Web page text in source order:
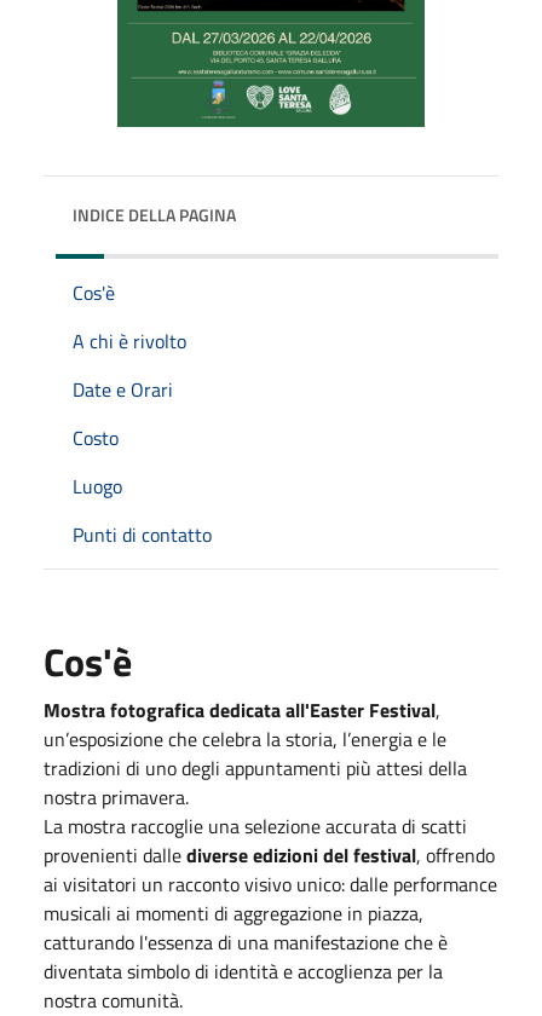
INDICE DELLA PAGINA
Cos'è
A chi è rivolto
Date e Orari
Costo
Luogo
Punti di contatto
Cos'è
Mostra fotografica dedicata all'Easter Festival,
un’esposizione che celebra la storia, l’energia e le
tradizioni di uno degli appuntamenti più attesi della
nostra primavera.
La mostra raccoglie una selezione accurata di scatti
provenienti dallediverse edizioni del festival, offrendo
ai visitatori un racconto visivo unico: dalle performance
musicali ai momenti di aggregazione in piazza,
catturando l'essenza di una manifestazione che è
diventata simbolo di identità e accoglienza per la
nostra comunità.